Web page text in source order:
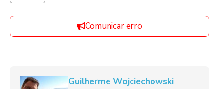
Comunicar erro
Guilherme Wojciechowski